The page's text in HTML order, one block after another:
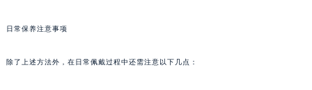
日常保养注意事项
除了上述方法外，在日常佩戴过程中还需注意以下几点：